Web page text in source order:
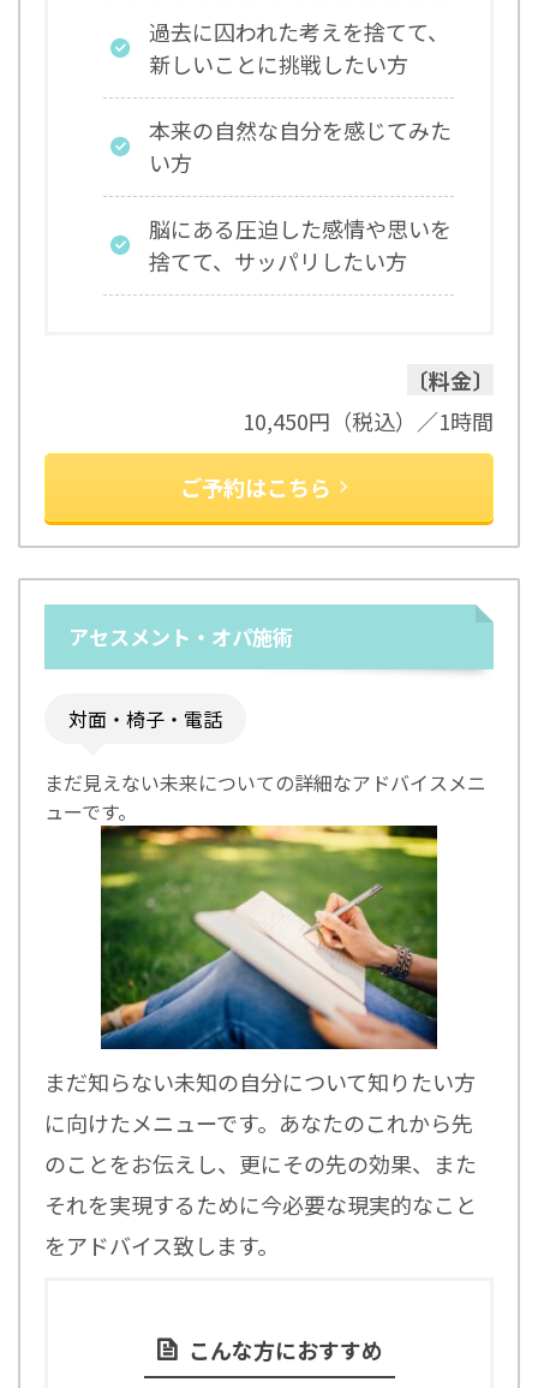
過去に囚われた考えを捨てて、
新しいことに挑戦したい方
本来の自然な自分を感じてみた
い方
脳にある圧迫した感情や思いを
捨てて、サッパリしたい方
〔料金〕
10,450円（税込）／1時間
ご予約はこちら
アセスメント・オパ施術
対面・椅子・電話
まだ見えない未来についての詳細なアドバイスメニ
ューです。
まだ知らない未知の自分について知りたい方
に向けたメニューです。あなたのこれから先
のことをお伝えし、更にその先の効果、また
それを実現するために今必要な現実的なこと
をアドバイス致します。
こんな方におすすめ